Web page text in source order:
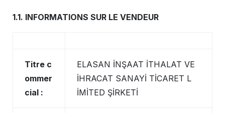
1.1. INFORMATIONS SUR LE VENDEUR
Titre c
ommer
cial :
ELASAN İNŞAAT İTHALAT VE
İHRACAT SANAYİ TİCARET L
İMİTED ŞİRKETİ